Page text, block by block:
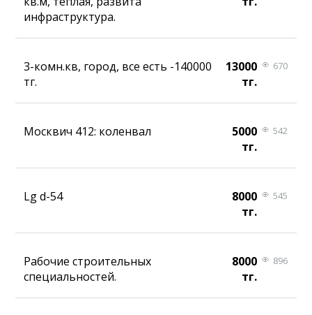
инфраструктура.
3-комн.кв, город, все есть -140000
тг.
13000
тг.
670
Москвич 412: коленвал
5000
тг.
542
Lg d-54
8000
тг.
545
Рабочие строительных
специальностей.
8000
тг.
896